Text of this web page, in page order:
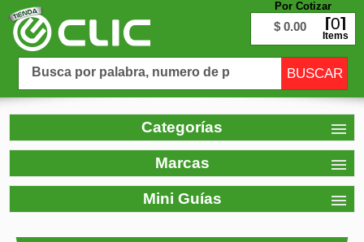
Por Cotizar
$ 0.00 0
Items
Categorías
Marcas
Mini Guías